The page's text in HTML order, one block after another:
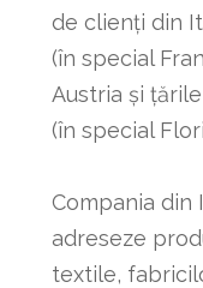
de clienți din
(în special
Austria și
(în special
Compania din
adreseze
textile,